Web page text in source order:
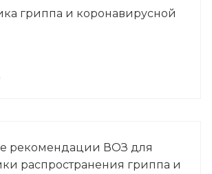
гриппа и коронавирусной
рекомендации ВОЗ для
распространения гриппа и